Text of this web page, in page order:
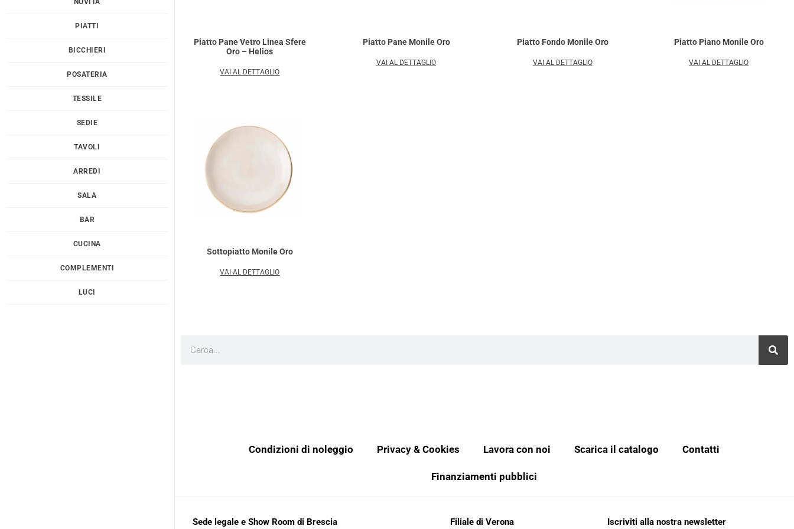
PIATTI
BICCHIERI
POSATERIA
TESSILE
SEDIE
TAVOLI
ARREDI
SALA
BAR
CUCINA
COMPLEMENTI
LUCI
Piatto Pane Vetro Linea Sfere
Oro – Helios
VAI AL DETTAGLIO
Piatto Pane Monile Oro
VAI AL DETTAGLIO
Piatto Fondo Monile Oro
VAI AL DETTAGLIO
Piatto Piano Monile Oro
VAI AL DETTAGLIO
Sottopiatto Monile Oro
VAI AL DETTAGLIO
Cerca
Condizioni di noleggio Privacy & Cookies Lavora con noi Scarica il catalogo Contatti
Finanziamenti pubblici
Sede legale e Show Room di Brescia Filiale di Verona Iscriviti alla nostra newsletter